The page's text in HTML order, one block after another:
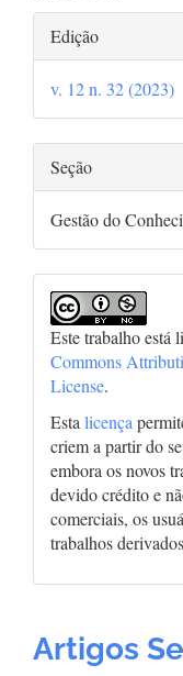
Detalhes
do
artigo
Edição
v. 12 n. 32 (2023)
Seção
Gestão do
Este trabalho está
Commons
License.
Esta licença
criem a partir do
embora os novos
devido crédito e
comerciais, os
trabalhos
Artigos